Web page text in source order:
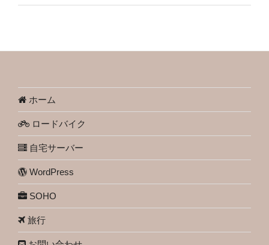
ホーム
ロードバイク
自宅サーバー
WordPress
SOHO
旅行